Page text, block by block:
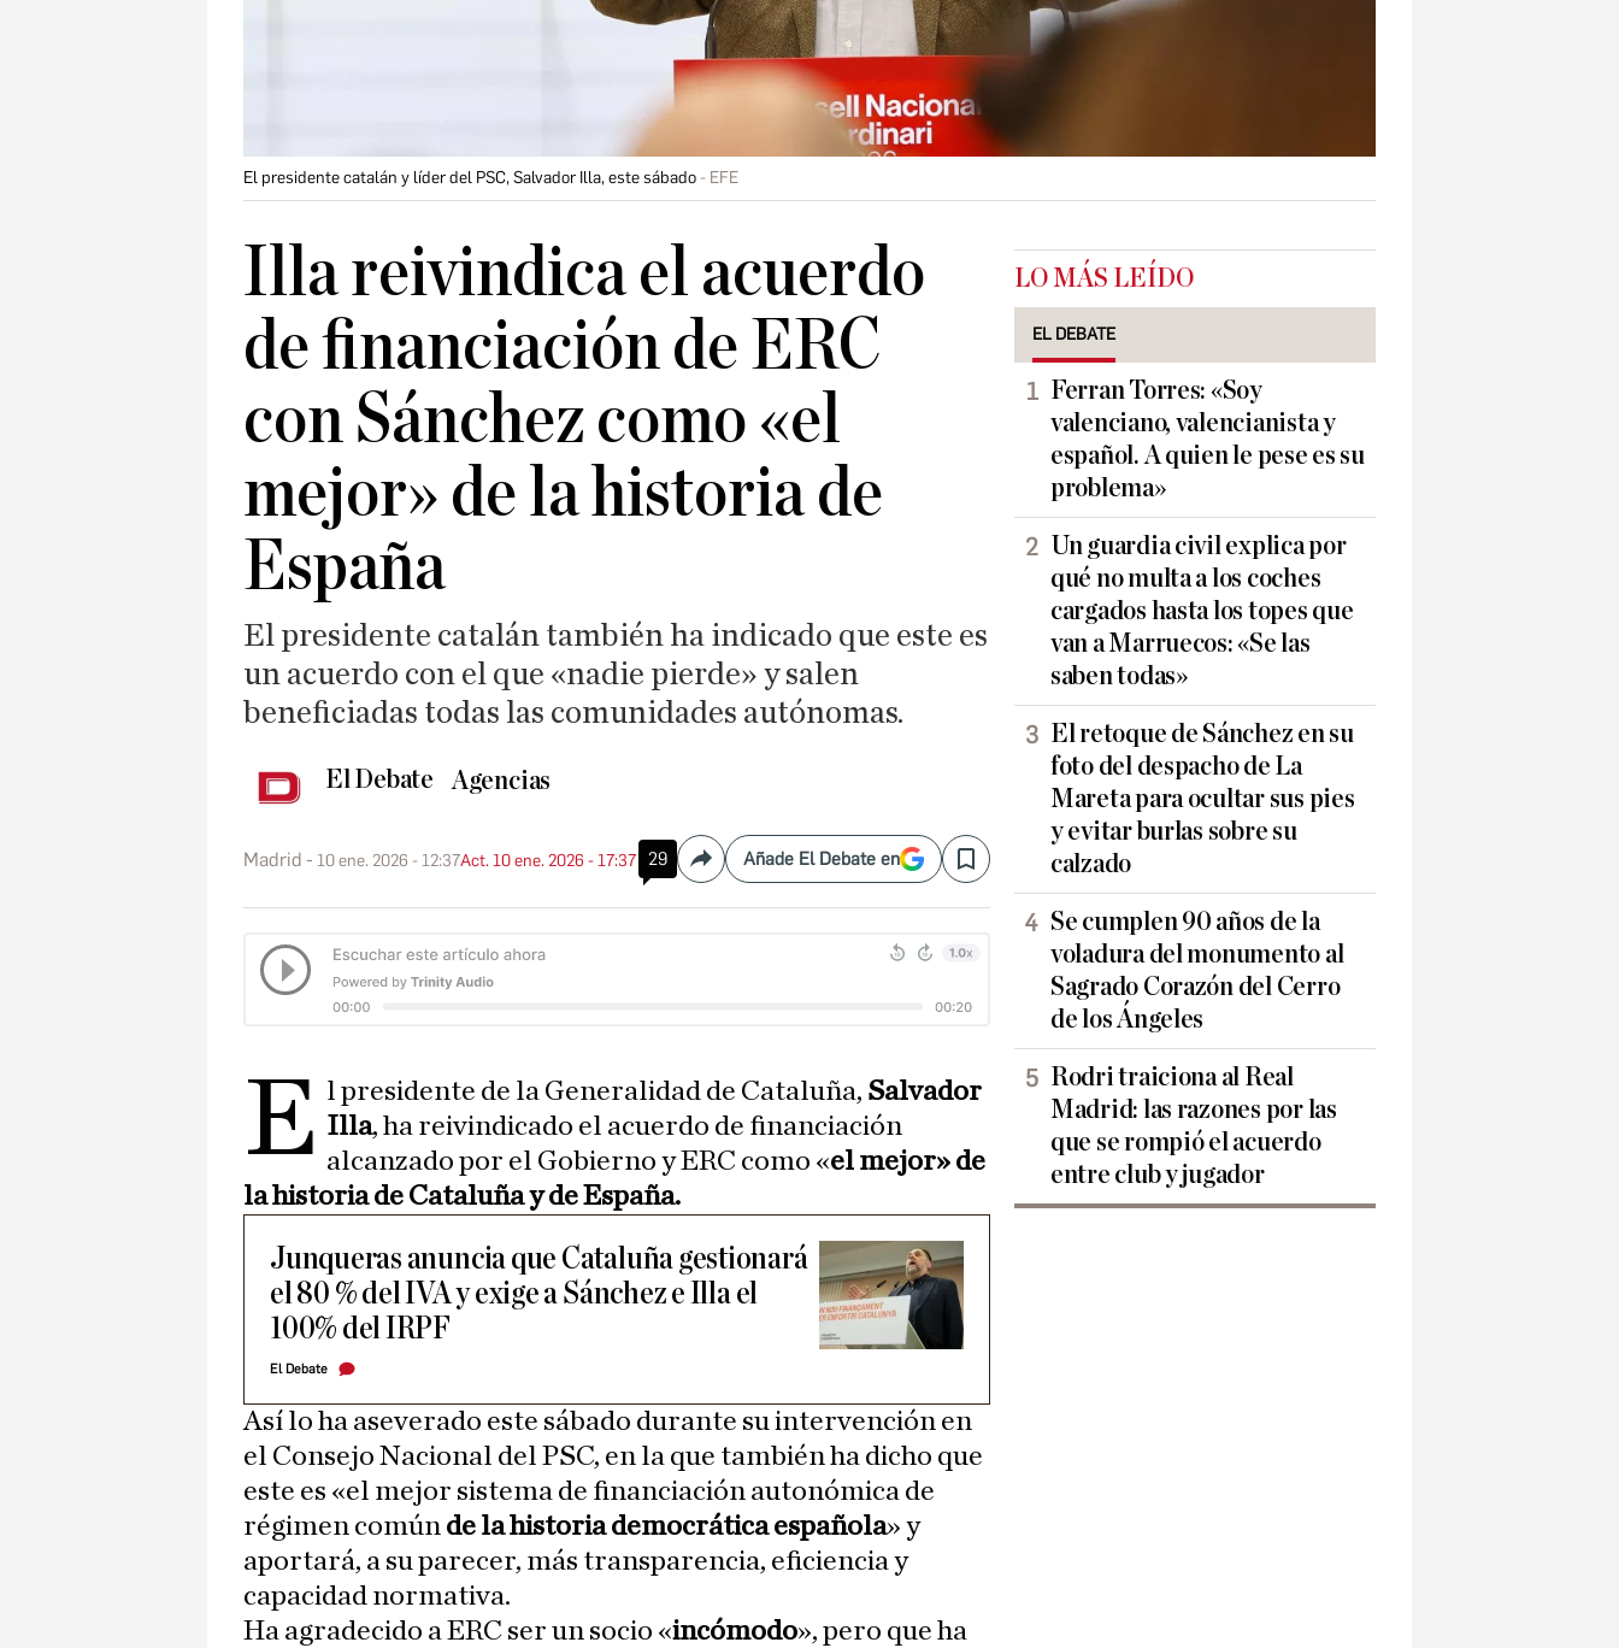
El presidente catalán y líder del PSC, Salvador Illa, este sábado EFE
Illa reivindica el acuerdo
de financiación de ERC
con Sánchez como «el
mejor» de la historia de
España
El presidente catalán también ha indicado que este es
un acuerdo con el que «nadie pierde» y salen
beneficiadas todas las comunidades autónomas.
El Debate Agencias
Madrid 10 ene. 2026 - 12:37Act. 10 ene. 2026 - 17:37 29 CompartirAñade El Debate en Save
E l presidente de la Generalidad de Cataluña, Salvador
Illa, ha reivindicado el acuerdo de financiación
alcanzado por el Gobierno y ERC como «el mejor» de
la historia de Cataluña y de España.
Junqueras anuncia que Cataluña gestionará
el 80 % del IVA y exige a Sánchez e Illa el
100% del IRPF
El Debate
Así lo ha aseverado este sábado durante su intervención en
el Consejo Nacional del PSC, en la que también ha dicho que
este es «el mejor sistema de financiación autonómica de
régimen común de la historia democrática española» y
aportará, a su parecer, más transparencia, eficiencia y
capacidad normativa.
Ha agradecido a ERC ser un socio «incómodo», pero que ha
LO MÁS LEÍDO
EL DEBATE
Ferran Torres: «Soy
valenciano, valencianista y
español. A quien le pese es su
problema»
Un guardia civil explica por
qué no multa a los coches
cargados hasta los topes que
van a Marruecos: «Se las
saben todas»
El retoque de Sánchez en su
foto del despacho de La
Mareta para ocultar sus pies
y evitar burlas sobre su
calzado
Se cumplen 90 años de la
voladura del monumento al
Sagrado Corazón del Cerro
de los Ángeles
Rodri traiciona al Real
Madrid: las razones por las
que se rompió el acuerdo
entre club y jugador